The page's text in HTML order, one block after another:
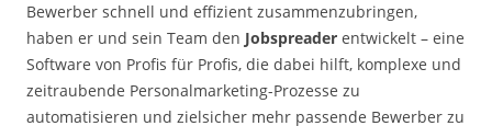
Bewerber schnell und effizient zusammenzubringen,
haben er und sein Team den Jobspreader entwickelt – eine
Software von Profis für Profis, die dabei hilft, komplexe und
zeitraubende Personalmarketing-Prozesse zu
automatisieren und zielsicher mehr passende Bewerber zu